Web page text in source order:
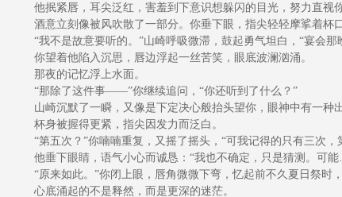
他抿紧唇，耳尖泛红，害羞到下意识想躲闪的目光，努力直
酒意立刻像被风吹散了一部分。你垂下眼，指尖轻轻摩挲着杯
“我不是故意要听的。”山崎呼吸微滞，鼓起勇气坦白，“宴会那
你望着他陷入沉思，唇边浮起一丝苦笑，眼底波澜汹涌。
那夜的记忆浮上水面。
“那除了这件事——”你继续追问，“你还听到了什么？”
山崎沉默了一瞬，又像是下定决心般抬头望你，眼神中有一种
杯身被握得更紧，指尖因发力而泛白。
“第五次？”你喃喃重复，又摇了摇头，“可我记得的只有三次，
他垂下眼睛，语气小心而诚恳：“我也不确定，只是猜测。可
“原来如此。”你闭上眼，唇角微微下弯，忆起前不久夏日祭时
心底涌起的不是释然，而是更深的迷茫。